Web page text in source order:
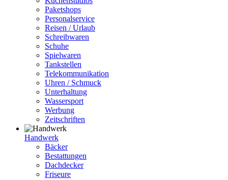
Paketshops
Personalservice
Reisen / Urlaub
Schreibwaren
Schuhe
Spielwaren
Tankstellen
Telekommunikation
Uhren / Schmuck
Unterhaltung
Wassersport
Werbung
Zeitschriften
Handwerk
Bäcker
Bestattungen
Dachdecker
Friseure